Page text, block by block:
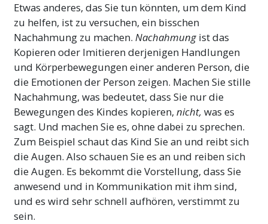
Etwas anderes, das Sie tun könnten, um dem Kind
zu helfen, ist zu versuchen, ein bisschen
Nachahmung zu machen. Nachahmungist das
Kopieren oder Imitieren derjenigen Handlungen
und Körperbewegungen einer anderen Person, die
die Emotionen der Person zeigen. Machen Sie stille
Nachahmung, was bedeutet, dass Sie nur die
Bewegungen des Kindes kopieren, nicht, was es
sagt. Und machen Sie es, ohne dabei zu sprechen.
Zum Beispiel schaut das Kind Sie an und reibt sich
die Augen. Also schauen Sie es an und reiben sich
die Augen. Es bekommt die Vorstellung, dass Sie
anwesend und in Kommunikation mit ihm sind,
und es wird sehr schnell aufhören, verstimmt zu
sein.